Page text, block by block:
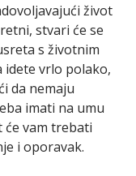
život
stvari će se
s životnim
idete vrlo polako,
da nemaju
imati na umu
će vam trebati
i oporavak.